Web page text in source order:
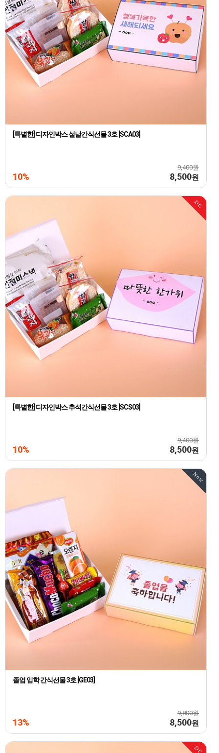
[특별한] 디자인박스 설날간식선물 3호 [SCA03]
9,400원
10% 8,500원
DC
[특별한] 디자인박스 추석간식선물 3호 [SCS03]
9,400원
10% 8,500원
Now
졸업 입학 간식선물 3호 [GE03]
9,800원
13% 8,500원
DC